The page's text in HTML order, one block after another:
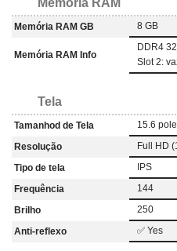
Memória RAM
Memória RAM GB 8 GB
Memória RAM Info
DDR4
Slot 2:
Tela
Tamanhod de Tela
15.6
Resolução
Full HD
Tipo de tela
IPS
Frequência
144
Brilho
250
Anti-reflexo
✅ Yes